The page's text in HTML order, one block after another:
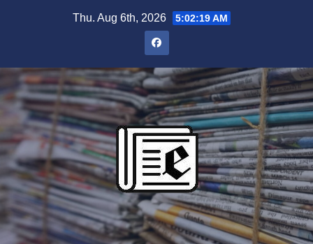
Thu. Aug 6th, 2026 5:02:20 AM